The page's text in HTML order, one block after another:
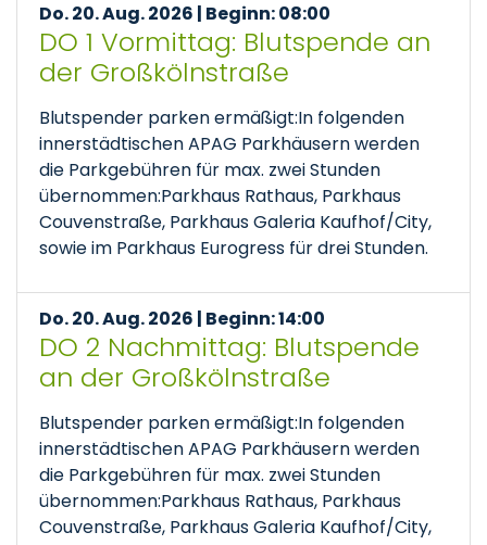
Do. 20. Aug. 2026 | Beginn: 08:00
DO 1 Vormittag: Blutspende an
der Großkölnstraße
Blutspender parken ermäßigt:In folgenden
innerstädtischen APAG Parkhäusern werden
die Parkgebühren für max. zwei Stunden
übernommen:Parkhaus Rathaus, Parkhaus
Couvenstraße, Parkhaus Galeria Kaufhof/City,
sowie im Parkhaus Eurogress für drei Stunden.
Do. 20. Aug. 2026 | Beginn: 14:00
DO 2 Nachmittag: Blutspende
an der Großkölnstraße
Blutspender parken ermäßigt:In folgenden
innerstädtischen APAG Parkhäusern werden
die Parkgebühren für max. zwei Stunden
übernommen:Parkhaus Rathaus, Parkhaus
Couvenstraße, Parkhaus Galeria Kaufhof/City,